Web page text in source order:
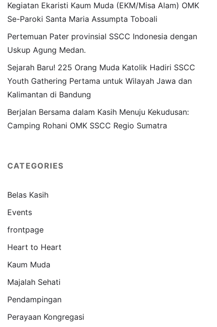
Kegiatan Ekaristi Kaum Muda (EKM/Misa Alam) OMK
Se-Paroki Santa Maria Assumpta Toboali
Pertemuan Pater provinsial SSCC Indonesia dengan
Uskup Agung Medan.
Sejarah Baru! 225 Orang Muda Katolik Hadiri SSCC
Youth Gathering Pertama untuk Wilayah Jawa dan
Kalimantan di Bandung
Berjalan Bersama dalam Kasih Menuju Kekudusan:
Camping Rohani OMK SSCC Regio Sumatra
CATEGORIES
Belas Kasih
Events
frontpage
Heart to Heart
Kaum Muda
Majalah Sehati
Pendampingan
Perayaan Kongregasi